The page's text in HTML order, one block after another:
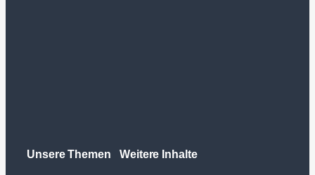
Unsere Themen Weitere Inhalte